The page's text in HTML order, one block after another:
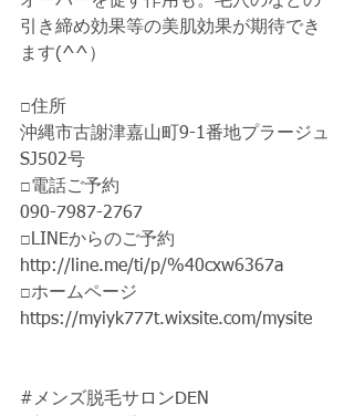
引き締め効果等の美肌効果が期待でき
ます(^^）
□住所
沖縄市古謝津嘉山町9-1番地プラージュ
SJ502号
□電話ご予約
090-7987-2767
□LINEからのご予約
http://line.me/ti/p/%40cxw6367a
□ホームページ
https://myiyk777t.wixsite.com/mysite
#メンズ脱毛サロンDEN